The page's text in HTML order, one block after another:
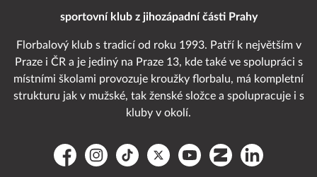
sportovní klub z jihozápadní části Prahy
Florbalový klub s tradicí od roku 1993. Patří k největším v
Praze i ČR a je jediný na Praze 13, kde také ve spolupráci s
místními školami provozuje kroužky florbalu, má kompletní
strukturu jak v mužské, tak ženské složce a spolupracuje i s
kluby v okolí.
FacebookInstagram
TikTok Platform XYouTubeZoneramaLinkedIn